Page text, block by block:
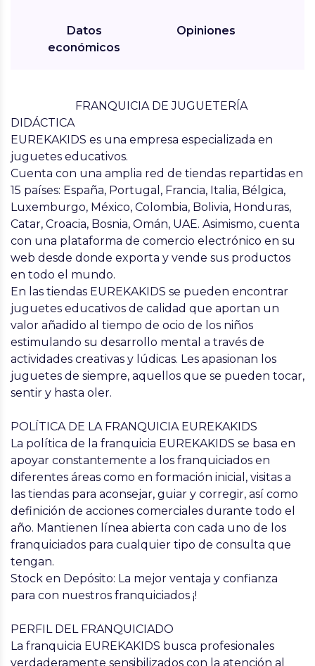
Datos
económicos
Opiniones
FRANQUICIA DE JUGUETERÍA
DIDÁCTICA
EUREKAKIDS es una empresa especializada en
juguetes educativos.
Cuenta con una amplia red de tiendas repartidas en
15 países: España, Portugal, Francia, Italia, Bélgica,
Luxemburgo, México, Colombia, Bolivia, Honduras,
Catar, Croacia, Bosnia, Omán, UAE. Asimismo, cuenta
con una plataforma de comercio electrónico en su
web desde donde exporta y vende sus productos
en todo el mundo.
En las tiendas EUREKAKIDS se pueden encontrar
juguetes educativos de calidad que aportan un
valor añadido al tiempo de ocio de los niños
estimulando su desarrollo mental a través de
actividades creativas y lúdicas. Les apasionan los
juguetes de siempre, aquellos que se pueden tocar,
sentir y hasta oler.
POLÍTICA DE LA FRANQUICIA EUREKAKIDS
La política de la franquicia EUREKAKIDS se basa en
apoyar constantemente a los franquiciados en
diferentes áreas como en formación inicial, visitas a
las tiendas para aconsejar, guiar y corregir, así como
definición de acciones comerciales durante todo el
año. Mantienen línea abierta con cada uno de los
franquiciados para cualquier tipo de consulta que
tengan.
Stock en Depósito: La mejor ventaja y confianza
para con nuestros franquiciados ¡!
PERFIL DEL FRANQUICIADO
La franquicia EUREKAKIDS busca profesionales
verdaderamente sensibilizados con la atención al